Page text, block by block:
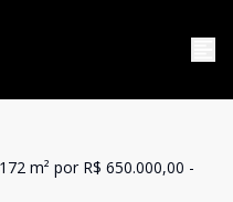
m² por R$ 650.000,00 -